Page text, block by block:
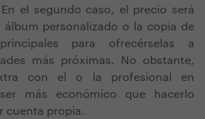
el segundo caso, el precio será
personalizado o la copia de
para ofrecérselas a
más próximas. No obstante,
con el o la profesional en
más económico que hacerlo
cuenta propia.